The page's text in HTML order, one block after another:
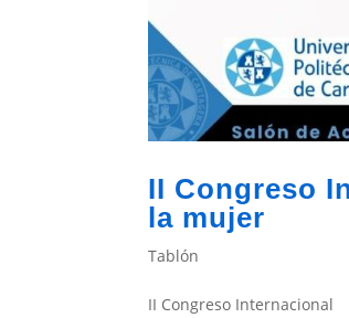
II Congreso
la mujer
Tablón
II Congreso Internacional